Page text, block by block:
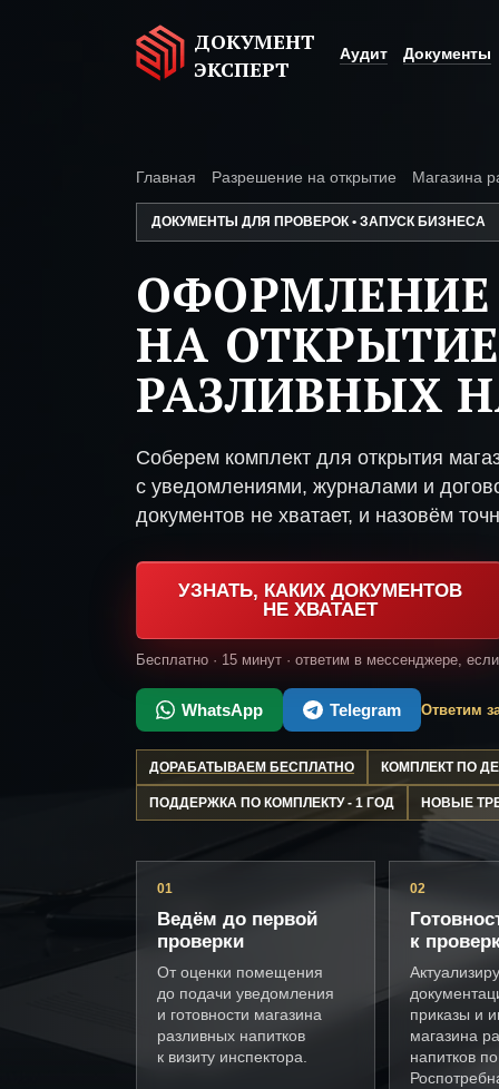
ДОКУМЕНТ
ЭКСПЕРТ
Аудит Документы
Главная Разрешение на открытие Магазина
ДОКУМЕНТЫ ДЛЯ ПРОВЕРОК • ЗАПУСК БИЗНЕСА
ОФОРМЛЕНИЕ
НА
РАЗЛИВНЫХ
Соберем комплект для открытия
с уведомлениями, журналами и
документов не хватает, и назовём
УЗНАТЬ, КАКИХ ДОКУМЕНТОВ
НЕ ХВАТАЕТ
Бесплатно · 15 минут · ответим в мессенджере,
WhatsApp Telegram Ответим
ДОРАБАТЫВАЕМ БЕСПЛАТНО КОМПЛЕКТ ПО
ПОДДЕРЖКА ПО КОМПЛЕКТУ - 1 ГОД НОВЫЕ
01
Ведём до первой
проверки
От оценки помещения
до подачи уведомления
и готовности магазина
разливных напитков
к визиту инспектора.
02
к
приказы и
магазина
напитков